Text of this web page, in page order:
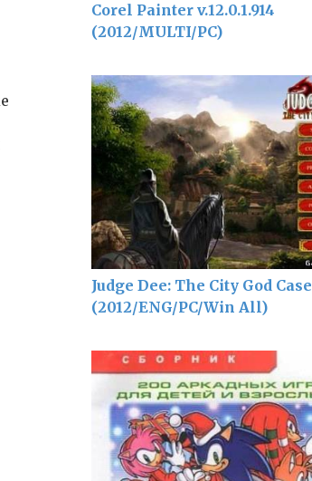
Corel Painter v.12.0.1.914
(2012/MULTI/PC)
Judge Dee: The City God Case
(2012/ENG/PC/Win All)